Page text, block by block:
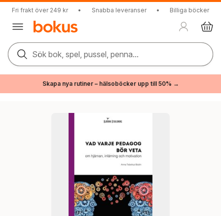
Fri frakt över 249 kr • Snabba leveranser • Billiga böcker
Sök bok, spel, pussel, penna...
Skapa nya rutiner – hälsoböcker upp till 50% →